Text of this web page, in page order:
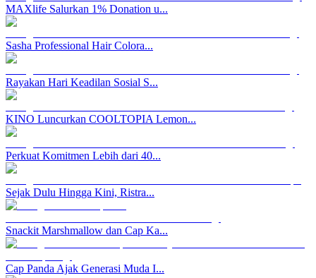
MAXlife Salurkan 1% Donation u...
Sasha Professional Hair Colora...
Rayakan Hari Keadilan Sosial S...
KINO Luncurkan COOLTOPIA Lemon...
Perkuat Komitmen Lebih dari 40...
Sejak Dulu Hingga Kini, Ristra...
Snackit Marshmallow dan Cap Ka...
Cap Panda Ajak Generasi Muda I...